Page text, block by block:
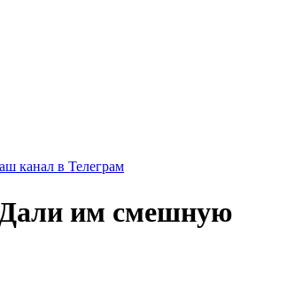
канал в Телеграм
им смешную